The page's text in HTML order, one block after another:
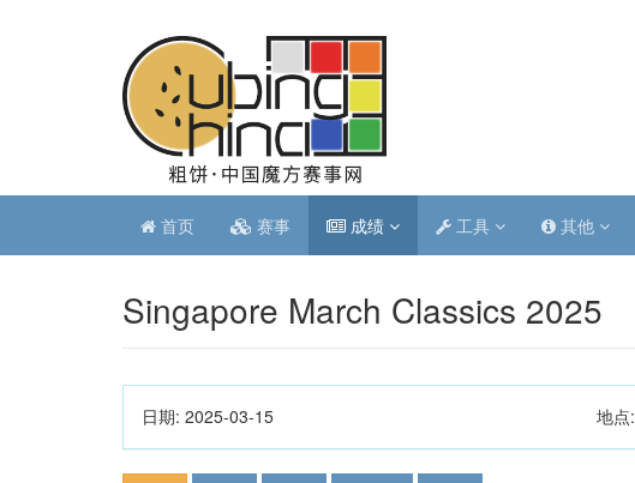
首页 赛事 成绩 工具 其他
Singapore March Classics 2025
日期: 2025-03-15 地点: